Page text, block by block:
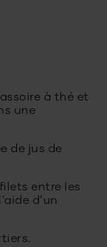
à thé et
une
de jus de
entre les
d’un